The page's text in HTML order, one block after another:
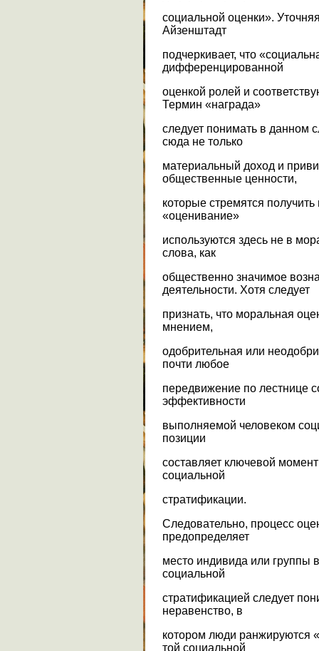
социальной оценки».
Айзенштадт
подчеркивает, что
дифференцированной
оценкой ролей и
Термин «награда»
следует понимать в данном
сюда не только
материальный доход и
общественные ценности,
которые стремятся
«оценивание»
используются здесь не в
слова, как
общественно значимое
деятельности. Хотя следует
признать, что моральная
мнением,
одобрительная или
почти любое
передвижение по лестнице
эффективности
выполняемой человеком
позиции
составляет ключевой
социальной
стратификации.
Следовательно, процесс
предопределяет
место индивида или группы
социальной
стратификацией следует
неравенство, в
котором люди ранжируются
той социальной